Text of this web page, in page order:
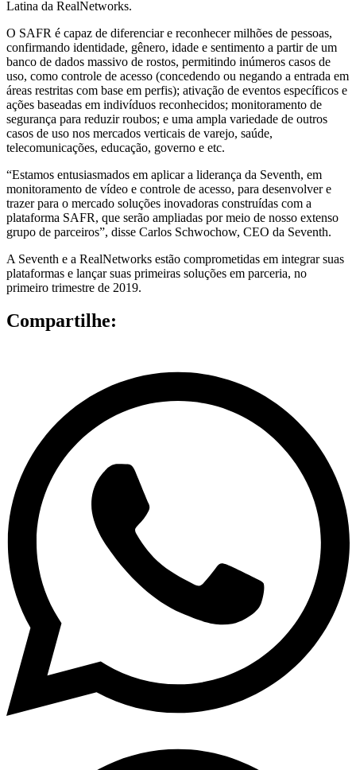
Latina da RealNetworks.
O SAFR é capaz de diferenciar e reconhecer milhões de pessoas,
confirmando identidade, gênero, idade e sentimento a partir de um
banco de dados massivo de rostos, permitindo inúmeros casos de
uso, como controle de acesso (concedendo ou negando a entrada em
áreas restritas com base em perfis); ativação de eventos específicos e
ações baseadas em indivíduos reconhecidos; monitoramento de
segurança para reduzir roubos; e uma ampla variedade de outros
casos de uso nos mercados verticais de varejo, saúde,
telecomunicações, educação, governo e etc.
“Estamos entusiasmados em aplicar a liderança da Seventh, em
monitoramento de vídeo e controle de acesso, para desenvolver e
trazer para o mercado soluções inovadoras construídas com a
plataforma SAFR, que serão ampliadas por meio de nosso extenso
grupo de parceiros”, disse Carlos Schwochow, CEO da Seventh.
A Seventh e a RealNetworks estão comprometidas em integrar suas
plataformas e lançar suas primeiras soluções em parceria, no
primeiro trimestre de 2019.
Compartilhe: